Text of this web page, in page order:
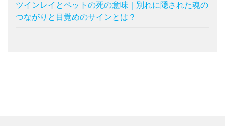
ツインレイとペットの死の意味｜別れに隠された魂の
つながりと目覚めのサインとは？